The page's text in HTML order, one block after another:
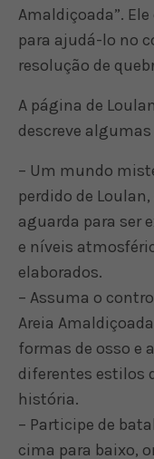
Amaldiçoada”.
para ajudá-lo no
resolução de
A página de
descreve
– Um mundo
perdido de
aguarda para ser
e níveis
elaborados.
– Assuma o
Areia
formas de osso e
diferentes estilos
história.
– Participe de
cima para baixo,